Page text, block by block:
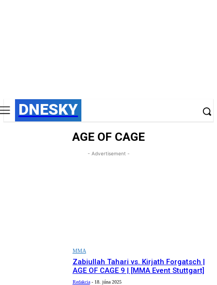
DNESKY
AGE OF CAGE
- Advertisement -
MMA
Zabiullah Tahari vs. Kirjath Forgatsch |
AGE OF CAGE 9 | [MMA Event Stuttgart]
Redakcia - 18. júna 2025